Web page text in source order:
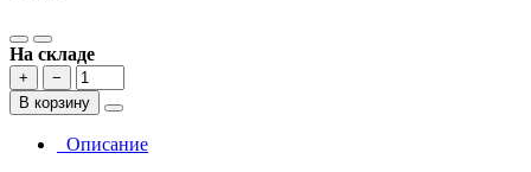
На складе
+
−
В корзину
Описание